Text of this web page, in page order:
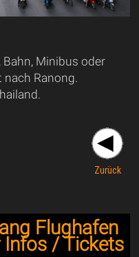
Minibus oder
nach Ranong.
Zurück
Flughafen
Infos / Tickets